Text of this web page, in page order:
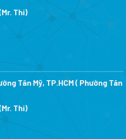
Thi)
Tân Mỹ, TP.HCM ( Phường Tân
Thi)